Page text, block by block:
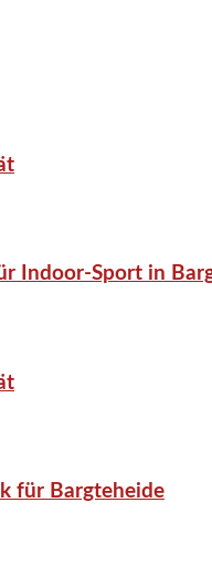
Indoor-Sport in
für Bargteheide